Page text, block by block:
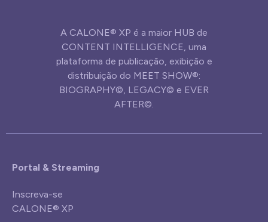
A CALONE® XP é a maior HUB de
CONTENT INTELLIGENCE, uma
plataforma de publicação, exibição e
distribuição do MEET SHOW®:
BIOGRAPHY©, LEGACY© e EVER
AFTER©.
Portal & Streaming
Inscreva-se
CALONE® XP